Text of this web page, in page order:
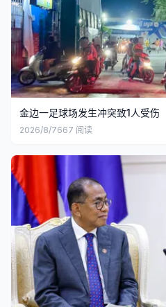
金边一足球场发生冲突致1人受伤
2026/8/7667 阅读